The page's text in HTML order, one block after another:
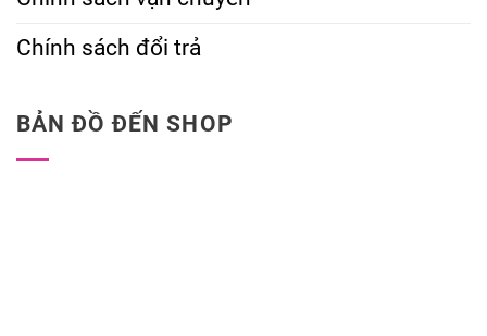
Chính sách đổi trả
BẢN ĐỒ ĐẾN SHOP